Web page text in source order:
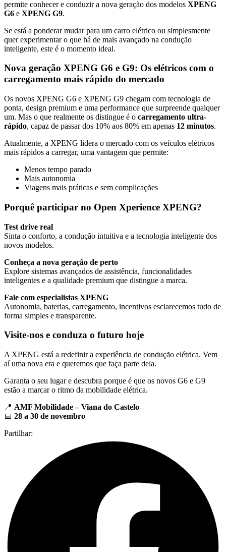
permite conhecer e conduzir a nova geração dos modelos XPENG
G6 e XPENG G9.
Se está a ponderar mudar para um carro elétrico ou simplesmente
quer experimentar o que há de mais avançado na condução
inteligente, este é o momento ideal.
Nova geração XPENG G6 e G9: Os elétricos com o
carregamento mais rápido do mercado
Os novos XPENG G6 e XPENG G9 chegam com tecnologia de
ponta, design premium e uma performance que surpreende qualquer
um. Mas o que realmente os distingue é o carregamento ultra-
rápido, capaz de passar dos 10% aos 80% em apenas 12 minutos.
Atualmente, a XPENG lidera o mercado com os veículos elétricos
mais rápidos a carregar, uma vantagem que permite:
Menos tempo parado
Mais autonomia
Viagens mais práticas e sem complicações
Porquê participar no Open Xperience XPENG?
Test drive real
Sinta o conforto, a condução intuitiva e a tecnologia inteligente dos
novos modelos.
Conheça a nova geração de perto
Explore sistemas avançados de assistência, funcionalidades
inteligentes e a qualidade premium que distingue a marca.
Fale com especialistas XPENG
Autonomia, baterias, carregamento, incentivos esclarecemos tudo de
forma simples e transparente.
Visite-nos e conduza o futuro hoje
A XPENG está a redefinir a experiência de condução elétrica. Vem
aí uma nova era e queremos que faça parte dela.
Garanta o seu lugar e descubra porque é que os novos G6 e G9
estão a marcar o ritmo da mobilidade elétrica.
📍 AMF Mobilidade – Viana do Castelo
📅 28 a 30 de novembro
Partilhar: